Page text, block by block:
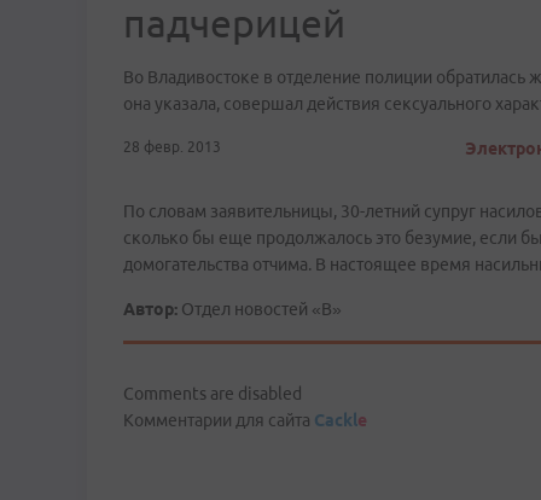
падчерицей
Во Владивостоке в отделение полиции
она указала, совершал действия сексуального
28 февр. 2013
По словам заявительницы, 30-летний супруг
сколько бы еще продолжалось это безумие, если
домогательства отчима. В настоящее время
Автор: Отдел новостей «В»
Comments are disabled
Комментарии для сайта Cackle